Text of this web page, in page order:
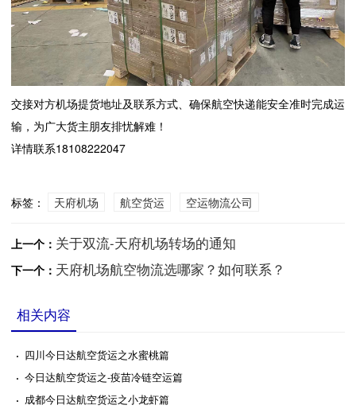
交接对方机场提货地址及联系方式、确保航空快递能安全准时完成运
输，为广大货主朋友排忧解难！
详情联系18108222047
标签： 天府机场 航空货运 空运物流公司
上一个： 关于双流-天府机场转场的通知
下一个： 天府机场航空物流选哪家？如何联系？
相关内容
· 四川今日达航空货运之水蜜桃篇
· 今日达航空货运之-疫苗冷链空运篇
· 成都今日达航空货运之小龙虾篇